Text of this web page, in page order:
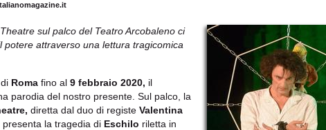
sul palco del Teatro Arcobaleno ci
attraverso una lettura tragicomica
di Roma fino al 9 febbraio 2020, il
parodia del nostro presente. Sul palco, la
diretta dal duo di registe Valentina
presenta la tragedia di Eschilo riletta in